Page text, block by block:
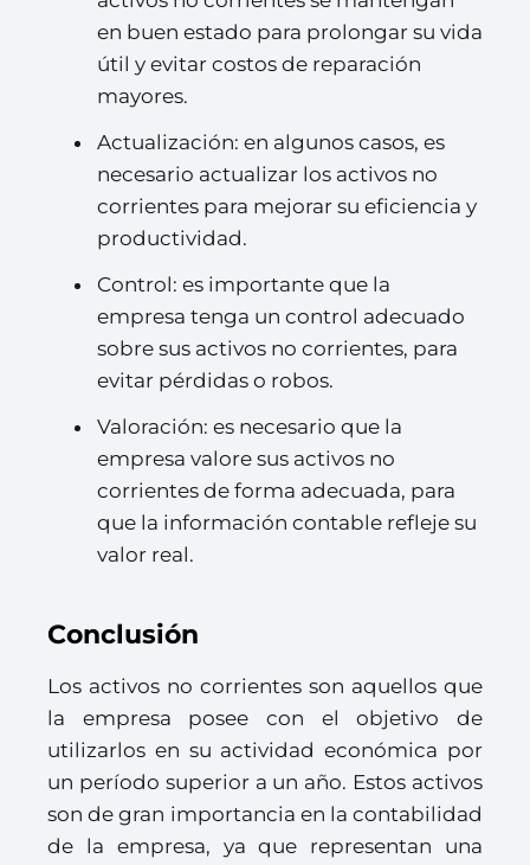
en buen estado para prolongar su vida
útil y evitar costos de reparación
mayores.
Actualización: en algunos casos, es
necesario actualizar los activos no
corrientes para mejorar su eficiencia y
productividad.
Control: es importante que la
empresa tenga un control adecuado
sobre sus activos no corrientes, para
evitar pérdidas o robos.
Valoración: es necesario que la
empresa valore sus activos no
corrientes de forma adecuada, para
que la información contable refleje su
valor real.
Conclusión
Los activos no corrientes son aquellos que
la empresa posee con el objetivo de
utilizarlos en su actividad económica por
un período superior a un año. Estos activos
son de gran importancia en la contabilidad
de la empresa, ya que representan una